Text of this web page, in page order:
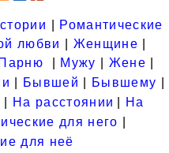
Романтические
любви Женщине
Парню Мужу Жене
Бывшей Бывшему
На расстоянии
На
для него
для неё